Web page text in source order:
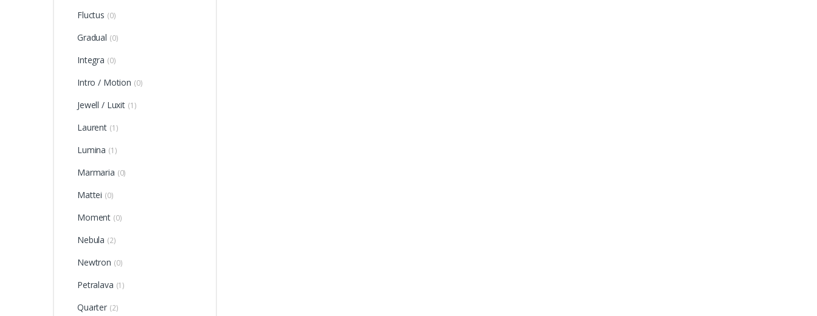
Fluctus (0)
Gradual (0)
Integra (0)
Intro / Motion (0)
Jewell / Luxit (1)
Laurent (1)
Lumina (1)
Marmaria (0)
Mattei (0)
Moment (0)
Nebula (2)
Newtron (0)
Petralava (1)
Quarter (2)